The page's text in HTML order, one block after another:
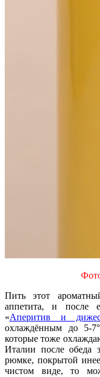
Пить этот
аппетита, и после
«Аперитив и
охлаждённым до 5-
которые тоже
Италии после обеда
рюмке, покрытой
чистом виде, то